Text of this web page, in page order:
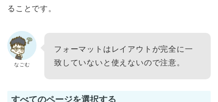
ることです。
なごむ
フォーマットはレイアウトが完全に一
致していないと使えないので注意。
すべてのページを選択する